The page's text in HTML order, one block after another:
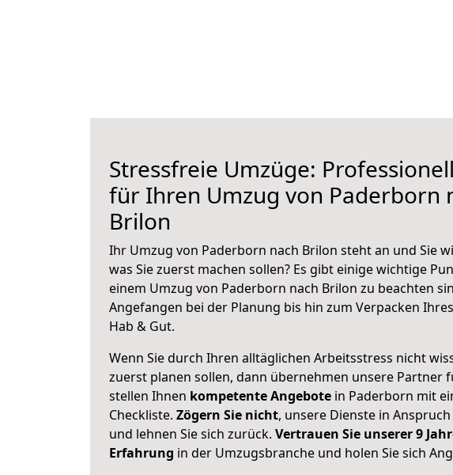
Stressfreie Umzüge:
für Ihren Umzug von Paderborn
Brilon
Ihr Umzug von Paderborn nach Brilon steht an und Sie
was Sie zuerst machen sollen? Es gibt einige wichtige
einem Umzug von Paderborn nach Brilon zu beachten
Angefangen bei der Planung bis hin zum Verpacken
Hab & Gut.
Wenn Sie durch Ihren alltäglichen Arbeitsstress nicht
zuerst planen sollen, dann übernehmen unsere Partner
stellen Ihnen kompetente Angebote in Paderborn mit
Checkliste. Zögern Sie nicht, unsere Dienste in
und lehnen Sie sich zurück. Vertrauen Sie unserer 9
Erfahrung in der Umzugsbranche und holen Sie sich